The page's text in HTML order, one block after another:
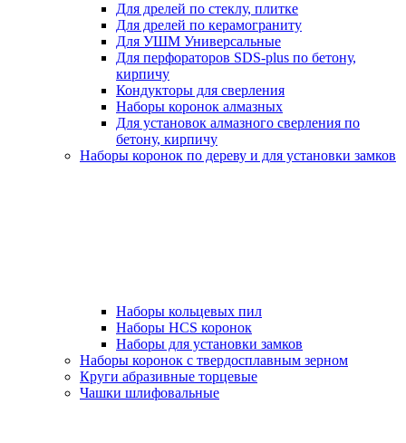
Для дрелей по стеклу, плитке
Для дрелей по керамограниту
Для УШМ Универсальные
Для перфораторов SDS-plus по бетону,
кирпичу
Кондукторы для сверления
Наборы коронок алмазных
Для установок алмазного сверления по
бетону, кирпичу
Наборы коронок по дереву и для установки замков
Наборы кольцевых пил
Наборы HCS коронок
Наборы для установки замков
Наборы коронок с твердосплавным зерном
Круги абразивные торцевые
Чашки шлифовальные